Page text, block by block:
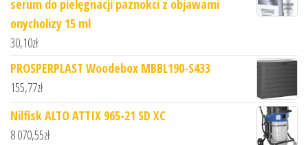
serum do pielęgnacji paznokci z objawami
onycholizy 15 ml
30,10zł
PROSPERPLAST Woodebox MBBL190-S433
155,77zł
Nilfisk ALTO ATTIX 965-21 SD XC
8 070,55zł